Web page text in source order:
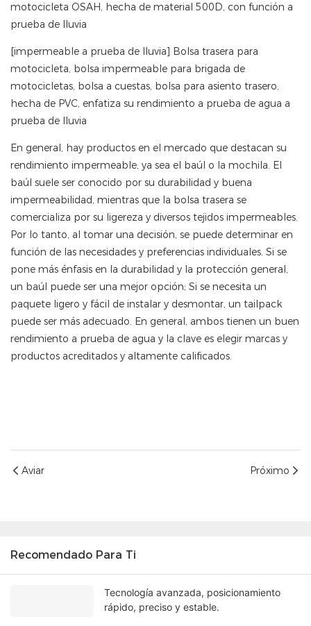
motocicleta OSAH, hecha de material 500D, con función a
prueba de lluvia
[impermeable a prueba de lluvia] Bolsa trasera para
motocicleta, bolsa impermeable para brigada de
motocicletas, bolsa a cuestas, bolsa para asiento trasero,
hecha de PVC, enfatiza su rendimiento a prueba de agua a
prueba de lluvia
En general, hay productos en el mercado que destacan su
rendimiento impermeable, ya sea el baúl o la mochila. El
baúl suele ser conocido por su durabilidad y buena
impermeabilidad, mientras que la bolsa trasera se
comercializa por su ligereza y diversos tejidos impermeables.
Por lo tanto, al tomar una decisión, se puede determinar en
función de las necesidades y preferencias individuales. Si se
pone más énfasis en la durabilidad y la protección general,
un baúl puede ser una mejor opción; Si se necesita un
paquete ligero y fácil de instalar y desmontar, un tailpack
puede ser más adecuado. En general, ambos tienen un buen
rendimiento a prueba de agua y la clave es elegir marcas y
productos acreditados y altamente calificados.
Aviar Próximo
Recomendado Para Ti
Tecnología avanzada, posicionamiento
rápido, preciso y estable.